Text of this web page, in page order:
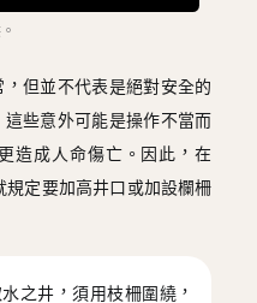
但並不代表是絕對安全的
些意外可能是操作不當而
造成人命傷亡 。因此，在
規定要加高井口或加設欄柵
之井，須用枝柵圍繞，